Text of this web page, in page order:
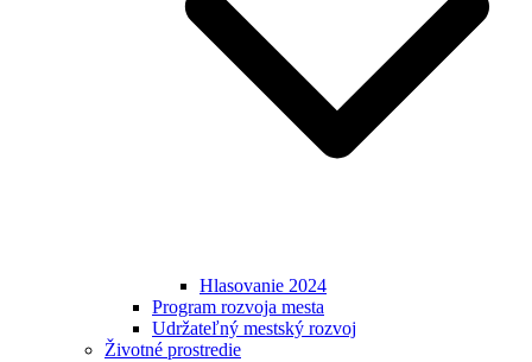
Hlasovanie 2024
Program rozvoja mesta
Udržateľný mestský rozvoj
Životné prostredie